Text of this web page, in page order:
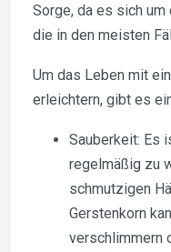
Sorge, da es sich um
die in den meisten
Um das Leben mit
erleichtern, gibt es
Sauberkeit: Es
regelmäßig zu
schmutzigen
Gerstenkorn
verschlimmern